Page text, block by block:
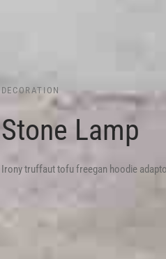
DECORATION
Stone Lamp
Irony truffaut tofu freegan hoodie